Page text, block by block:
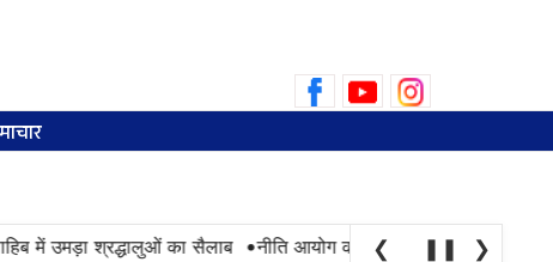
for:
में उमड़ा श्रद्धालुओं का सैलाब •नीति आयोग की रैंकिंग में पंजाब ने केरल को
❮ ❚❚ ❯